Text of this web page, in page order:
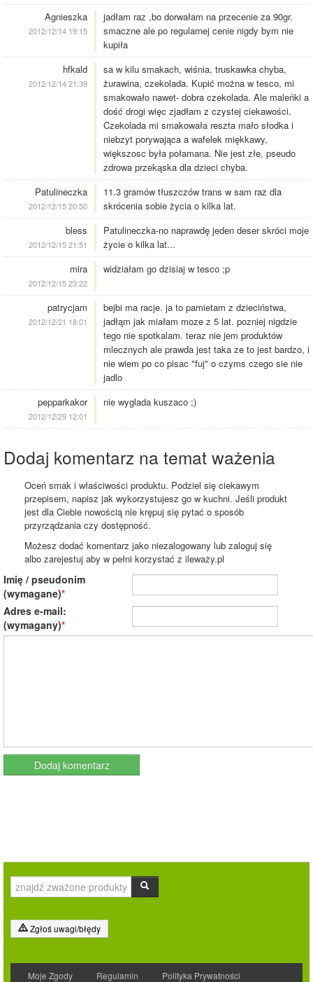
Agnieszka
2012/12/14 19:15
jadłam raz ,bo dorwałam na przecenie za 90gr.
smaczne ale po regularnej cenie nigdy bym nie
kupiła
hfkald
2012/12/14 21:39
sa w kilu smakach, wiśnia, truskawka chyba,
żurawina, czekolada. Kupić można w tesco, mi
smakowało nawet- dobra czekolada. Ale maleńki a
dość drogi więc zjadłam z czystej ciekawości.
Czekolada mi smakowała reszta mało słodka i
niebzyt porywająca a wafelek miękkawy,
większosc była połamana. Nie jest złe, pseudo
zdrowa przekąska dla dzieci chyba.
Patulineczka
2012/12/15 20:50
11.3 gramów tłuszczów trans w sam raz dla
skrócenia sobie życia o kilka lat.
bless
2012/12/15 21:51
Patulineczka-no naprawdę jeden deser skróci moje
życie o kilka lat...
mira
2012/12/15 23:22
widziałam go dzisiaj w tesco ;p
patrycjam
2012/12/21 18:01
bejbi ma racje. ja to pamietam z dzieciństwa,
jadłąm jak miałam moze z 5 lat. pozniej nigdzie
tego nie spotkalam. teraz nie jem produktów
mlecznych ale prawda jest taka ze to jest bardzo, i
nie wiem po co pisac "fuj" o czyms czego sie nie
jadlo
pepparkakor
2012/12/29 12:01
nie wyglada kuszaco ;)
Dodaj komentarz na temat ważenia
Oceń smak i właściwości produktu. Podziel się ciekawym
przepisem, napisz jak wykorzystujesz go w kuchni. Jeśli produkt
jest dla Ciebie nowością nie krępuj się pytać o sposób
przyrządzania czy dostępność.
Możesz dodać komentarz jako niezalogowany lub zaloguj się
albo zarejestuj aby w pełni korzystać z ileważy.pl
Imię / pseudonim
(wymagane)
Adres e-mail:
(wymagany)
Zgłoś uwagi/błędy
Moje Zgody Regulamin Polityka Prywatności